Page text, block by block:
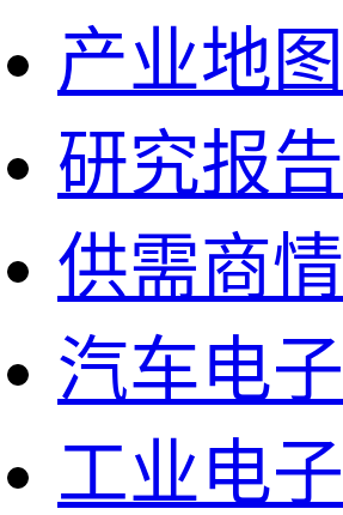
产业地图
研究报告
供需商情
汽车电子
工业电子